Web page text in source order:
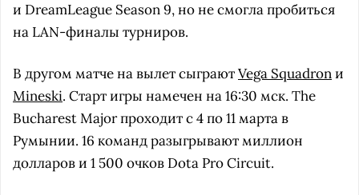
и DreamLeague Season 9, но не смогла пробиться
на LAN-финалы турниров.
В другом матче на вылет сыграютVega Squadronи
Mineski. Старт игры намечен на 16:30 мск. The
Bucharest Major проходит с 4 по 11 марта в
Румынии. 16 команд разыгрывают миллион
долларов и 1 500 очков Dota Pro Circuit.